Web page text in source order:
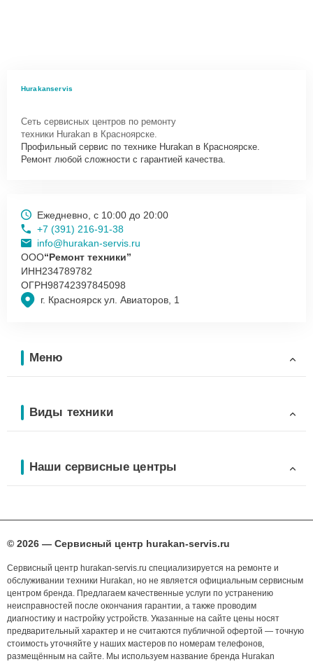
Hurakanservis
Сеть сервисных центров по ремонту
техники Hurakan в Красноярске.
Профильный сервис по технике Hurakan в Красноярске.
Ремонт любой сложности с гарантией качества.
г. Красноярск ул. Авиаторов, 1
Ежедневно, с 10:00 до 20:00
+7 (391) 216-91-38
info@hurakan-servis.ru
ООО“Ремонт техники”
ИНН234789782
ОГРН98742397845098
Меню
Виды техники
Наши сервисные центры
© 2026 — Сервисный центр hurakan-servis.ru
Сервисный центр hurakan-servis.ru специализируется на ремонте и
обслуживании техники Hurakan, но не является официальным сервисным
центром бренда. Предлагаем качественные услуги по устранению
неисправностей после окончания гарантии, а также проводим
диагностику и настройку устройств. Указанные на сайте цены носят
предварительный характер и не считаются публичной офертой — точную
стоимость уточняйте у наших мастеров по номерам телефонов,
размещённым на сайте. Мы используем название бренда Hurakan